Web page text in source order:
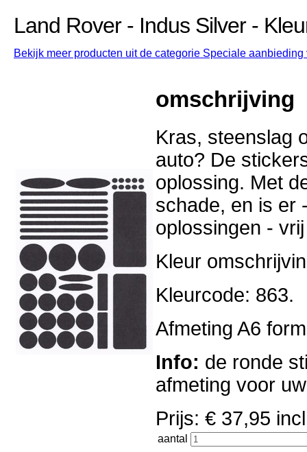
Land Rover - Indus Silver -
Bekijk meer producten uit de categorie Speciale
omschrijving
Kras, steenslag
auto? De
oplossing. Met
schade, en is er
oplossingen -
Kleur
Kleurcode: 863.
Afmeting A6
Info: de ronde
afmeting voor
Prijs: € 37,95
aantal